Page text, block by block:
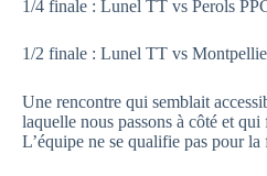
1/4 finale : Lunel TT vs Perols
1/2 finale : Lunel TT vs
Une rencontre qui semblait
laquelle nous passons à côté et
L’équipe ne se qualifie pas pour la